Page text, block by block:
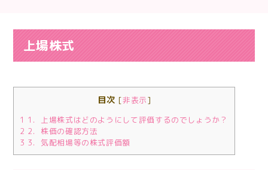
上場株式
目次 [非表示]
1 1．上場株式はどのようにして評価するのでしょうか？
2 2．株価の確認方法
3 3．気配相場等の株式評価額